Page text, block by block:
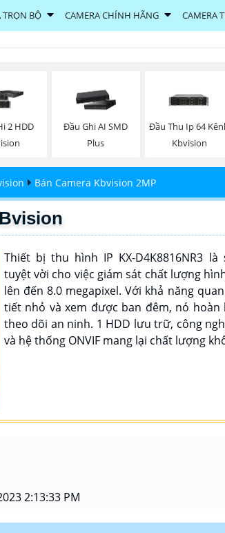
TRỌN BỘ CAMERA CHÍNH HÃNG CAMERA
2 HDD
Đầu Ghi AI SMD
Plus
Đầu Thu Ip 64
Kbvision
Bán Camera Kbvision 2MP
Thiết bị thu hình IP KX-D4K8816NR3
tuyệt vời cho việc giám sát chất lượng
lên đến 8.0 megapixel. Với khả năng
tiết nhỏ và xem được ban đêm, nó hoàn
theo dõi an ninh. 1 HDD lưu trữ, công
và hệ thống ONVIF mang lại chất lượng
2:13:33 PM